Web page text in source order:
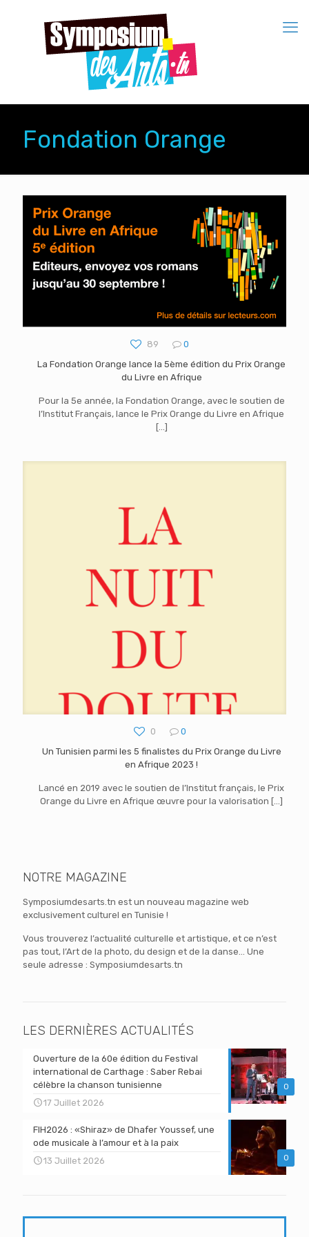
Fondation Orange
89
0
La Fondation Orange lance la 5ème édition du Prix Orange
du Livre en Afrique
Pour la 5e année, la Fondation Orange, avec le soutien de
l’Institut Français, lance le Prix Orange du Livre en Afrique
[…]
0
0
Un Tunisien parmi les 5 finalistes du Prix Orange du Livre
en Afrique 2023 !
Lancé en 2019 avec le soutien de l’Institut français, le Prix
Orange du Livre en Afrique œuvre pour la valorisation […]
NOTRE MAGAZINE
Symposiumdesarts.tn est un nouveau magazine web
exclusivement culturel en Tunisie !
Vous trouverez l’actualité culturelle et artistique, et ce n’est
pas tout, l’Art de la photo, du design et de la danse… Une
seule adresse : Symposiumdesarts.tn
LES DERNIÈRES ACTUALITÉS
0
Ouverture de la 60e édition du Festival
international de Carthage : Saber Rebai
célèbre la chanson tunisienne
17 Juillet 2026
0
FIH2026 : «Shiraz» de Dhafer Youssef, une
ode musicale à l’amour et à la paix
13 Juillet 2026